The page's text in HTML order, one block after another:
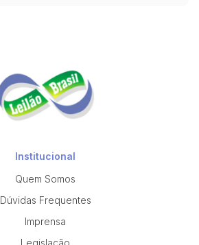
Institucional
Quem Somos
Dúvidas Frequentes
Imprensa